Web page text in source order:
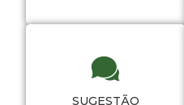
SUGESTÃO